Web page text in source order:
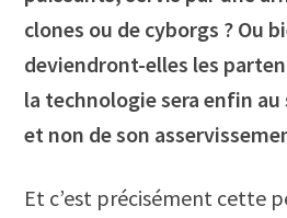
clones ou de cyborgs ? Ou
deviendront-elles les
la technologie sera enfin au
et non de son
Et c’est précisément cette